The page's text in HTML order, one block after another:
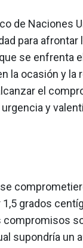
de Naciones
para
se enfrenta
la ocasión y la
el
y
grados
compromisos
supondría un